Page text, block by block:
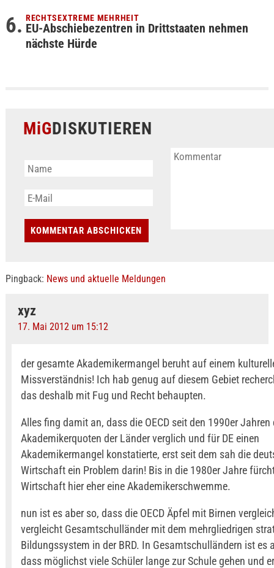
RECHTSEXTREME MEHRHEIT
EU-Abschiebezentren in Drittstaaten nehmen
nächste Hürde
MiGDISKUTIEREN
Pingback: News und aktuelle Meldungen
xyz
17. Mai 2012 um 15:12
der gesamte Akademikermangel beruht auf einem
Missverständnis! Ich hab genug auf diesem Gebiet
das deshalb mit Fug und Recht behaupten.
Alles fing damit an, dass die OECD seit den 1990er Jahren
Akademikerquoten der Länder verglich und für DE einen
Akademikermangel konstatierte, erst seit dem sah die
Wirtschaft ein Problem darin! Bis in die 1980er Jahre
Wirtschaft hier eher eine Akademikerschwemme.
nun ist es aber so, dass die OECD Äpfel mit Birnen
vergleicht Gesamtschulländer mit dem mehrgliedrigen
Bildungssystem in der BRD. In Gesamtschulländern ist es
dass möglichst viele Schüler lange zur Schule gehen und